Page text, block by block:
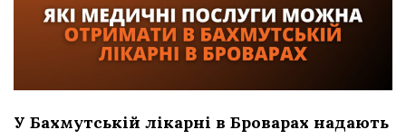
У Бахмутській лікарні в Броварах надають